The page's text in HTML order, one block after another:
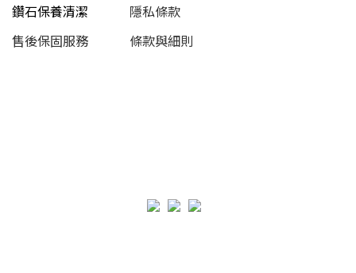
鑽石保養清潔
隱私條款
售後保固服務
條款與細則